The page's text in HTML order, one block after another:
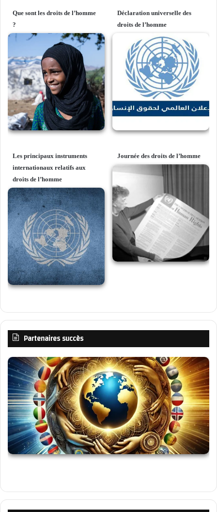
Que sont les droits de l’homme
?
Déclaration universelle des
droits de l’homme
Les principaux instruments
internationaux relatifs aux
droits de l’homme
Journée des droits de l’homme
Partenaires succès